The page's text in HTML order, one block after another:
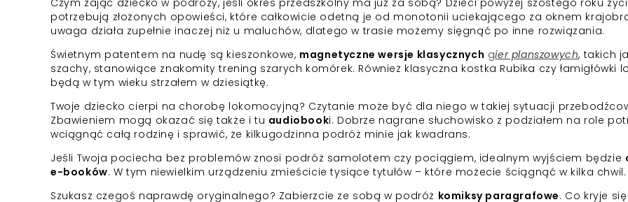
Czym zająć dziecko w podróży, jeśli okres przedszkolny ma już za sobą? Dzieci powyżej szóstego roku
potrzebują złożonych opowieści, które całkowicie odetną je od monotonii uciekającego za oknem
uwaga działa zupełnie inaczej niż u maluchów, dlatego w trasie możemy sięgnąć po inne rozwiązania.
Świetnym patentem na nudę są kieszonkowe, magnetyczne wersje klasycznych gier planszowych, takich
szachy, stanowiące znakomity trening szarych komórek. Również klasyczna kostka Rubika czy łamigłówki
będą w tym wieku strzałem w dziesiątkę.
Twoje dziecko cierpi na chorobę lokomocyjną? Czytanie może być dla niego w takiej sytuacji
Zbawieniem mogą okazać się także i tu audiobooki. Dobrze nagrane słuchowisko z podziałem na role
wciągnąć całą rodzinę i sprawić, że kilkugodzinna podróż minie jak kwadrans.
Jeśli Twoja pociecha bez problemów znosi podróż samolotem czy pociągiem, idealnym wyjściem będzie
e-booków. W tym niewielkim urządzeniu zmieścicie tysiące tytułów – które możecie ściągnąć w kilka chwil.
Szukasz czegoś naprawdę oryginalnego? Zabierzcie ze sobą w podróż komiksy paragrafowe. Co kryje